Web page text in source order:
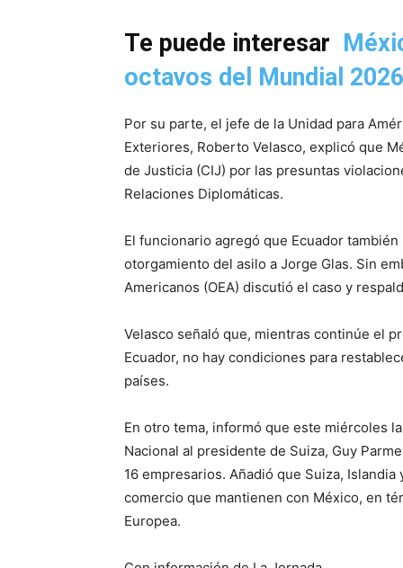
Te puede interesar
octavos del Mundial 2026
Por su parte, el jefe de la Unidad para
Exteriores, Roberto Velasco, explicó que
de Justicia (CIJ) por las presuntas
Relaciones Diplomáticas.
El funcionario agregó que Ecuador
otorgamiento del asilo a Jorge Glas. Sin
Americanos (OEA) discutió el caso y
Velasco señaló que, mientras continúe el
Ecuador, no hay condiciones para
países.
En otro tema, informó que este miércoles
Nacional al presidente de Suiza, Guy
16 empresarios. Añadió que Suiza,
comercio que mantienen con México, en
Europea.